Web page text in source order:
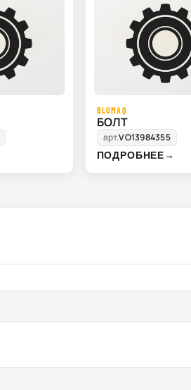
BLUMAQ
БОЛТ
арт.VO13984355
ПОДРОБНЕЕ→